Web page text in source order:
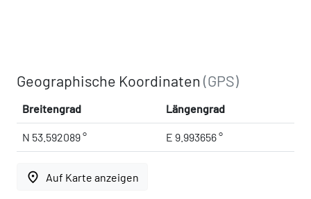
Geographische Koordinaten(GPS)
Breitengrad Längengrad
N 53.592089 ° E 9.993656 °
place Auf Karte anzeigen